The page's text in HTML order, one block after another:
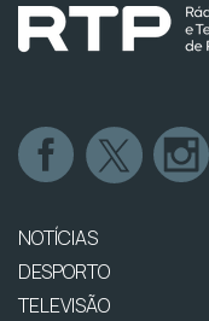
NOTÍCIAS
DESPORTO
TELEVISÃO